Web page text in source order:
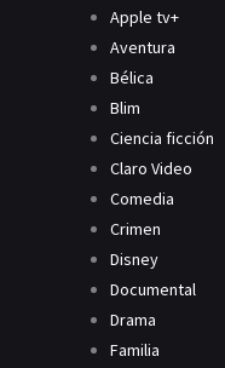
Apple tv+
Aventura
Bélica
Blim
Ciencia ficción
Claro Video
Comedia
Crimen
Disney
Documental
Drama
Familia